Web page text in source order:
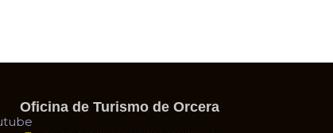
Oficina de Turismo de Orcera